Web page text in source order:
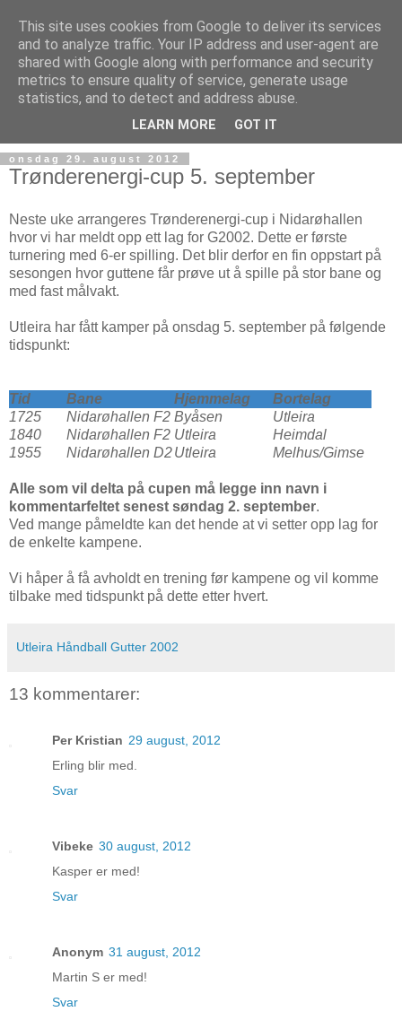
onsdag 29. august 2012
Trønderenergi-cup 5. september
Neste uke arrangeres Trønderenergi-cup i Nidarøhallen
hvor vi har meldt opp ett lag for G2002. Dette er første
turnering med 6-er spilling. Det blir derfor en fin oppstart på
sesongen hvor guttene får prøve ut å spille på stor bane og
med fast målvakt.
Utleira har fått kamper på onsdag 5. september på følgende
tidspunkt:
Tid Bane Hjemmelag
Bortelag
1725
Nidarøhallen F2 Byåsen
Utleira
1840
Nidarøhallen F2 Utleira
Heimdal
1955
Nidarøhallen D2Utleira Melhus/Gimse
Alle som vil delta på cupen må legge inn navn i
kommentarfeltet senest søndag 2. september.
Ved mange påmeldte kan det hende at vi setter opp lag for
de enkelte kampene.
Vi håper å få avholdt en trening før kampene og vil komme
tilbake med tidspunkt på dette etter hvert.
Utleira Håndball Gutter 2002
13 kommentarer:
Per Kristian 29 august, 2012
Erling blir med.
Svar
Vibeke 30 august, 2012
Kasper er med!
Svar
Anonym 31 august, 2012
Martin S er med!
Svar
This site uses cookies from Google to deliver its services
and to analyze traffic. Your IP address and user-agent are
shared with Google along with performance and security
metrics to ensure quality of service, generate usage
statistics, and to detect and address abuse.
LEARN MORE GOT IT